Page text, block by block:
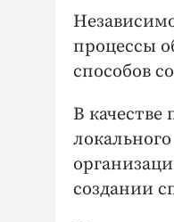
процессы
способов
В
создании